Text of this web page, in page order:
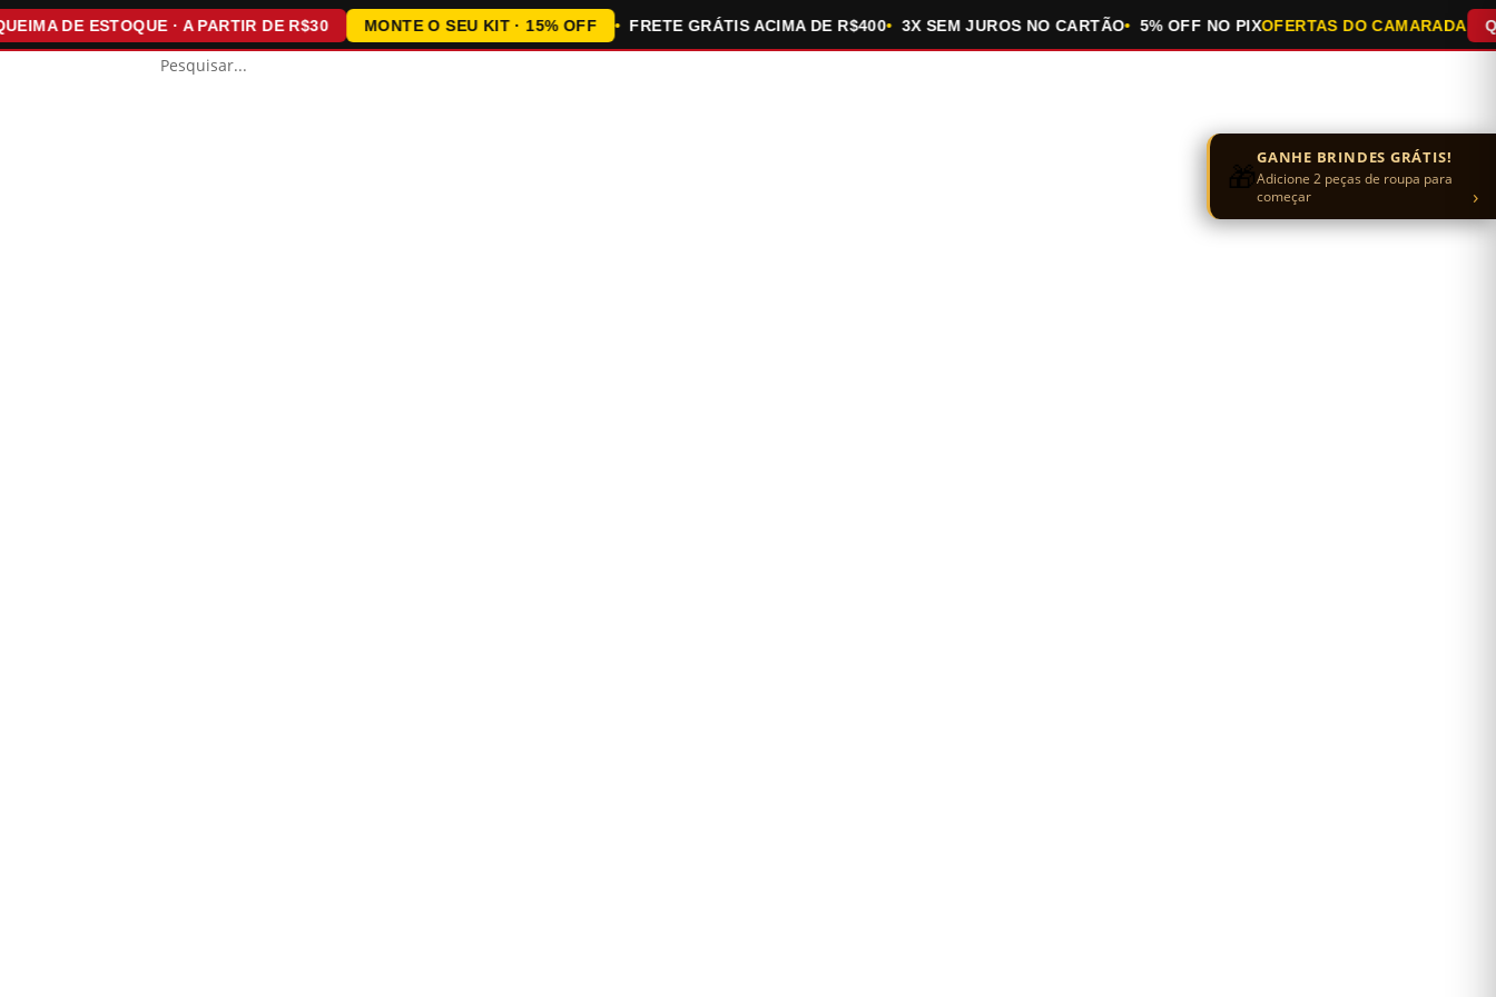
DE ESTOQUE · A PARTIR DE R$30 MONTE O SEU KIT · 15% OFF FRETE GRÁTIS ACIMA DE R$400 3X SEM JUROS NO CARTÃO 5% OFF NO PIXOFERTAS DO CAMARADA
🎁GANHE BRINDES GRÁTIS!
Adicione 2 peças de roupa para
começar
›